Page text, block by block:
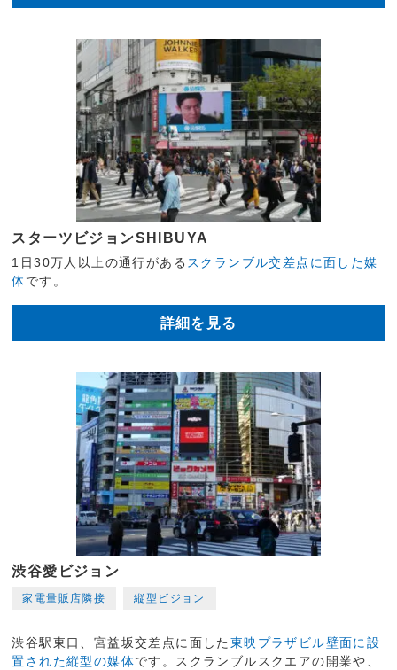
スターツビジョンSHIBUYA
1日30万人以上の通行がある スクランブル交差点に面した媒
体です。
詳細を見る
渋谷愛ビジョン
家電量販店隣接 縦型ビジョン
渋谷駅東口、宮益坂交差点に面した 東映プラザビル壁面に設
置された縦型の媒体です。スクランブルスクエアの開業や、